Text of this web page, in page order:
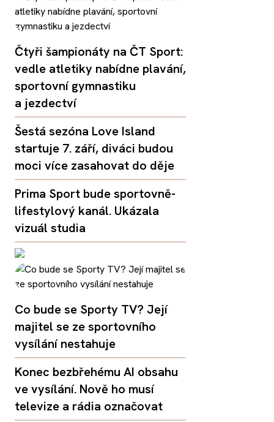
Čtyři šampionáty na ČT Sport:
vedle atletiky nabídne plavání,
sportovní gymnastiku
a jezdectví
Šestá sezóna Love Island
startuje 7. září, diváci budou
moci více zasahovat do děje
Prima Sport bude sportovně-
lifestylový kanál. Ukázala
vizuál studia
Co bude se Sporty TV? Její
majitel se ze sportovního
vysílání nestahuje
Konec bezbřehému AI obsahu
ve vysílání. Nově ho musí
televize a rádia označovat